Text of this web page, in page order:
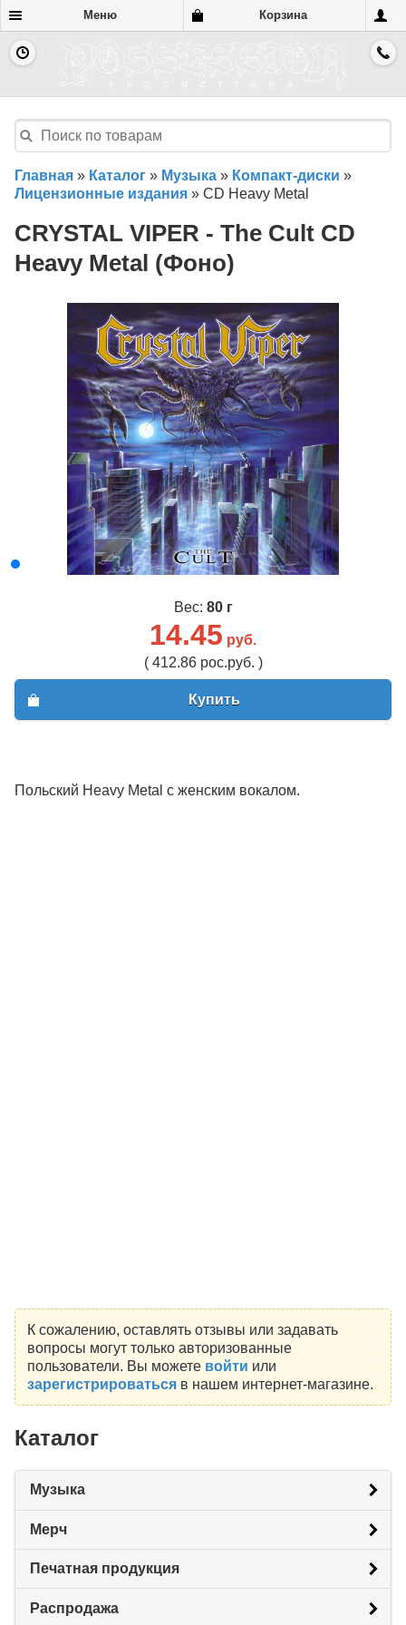
Меню Корзина
Главная » Каталог » Музыка » Компакт-диски »
Лицензионные издания » CD Heavy Metal
CRYSTAL VIPER - The Cult CD
Heavy Metal (Фоно)
Вес: 80 г
14.45 руб.
( 412.86 рос.руб. )
Купить
Польский Heavy Metal с женским вокалом.
К сожалению, оставлять отзывы или задавать
вопросы могут только авторизованные
пользователи. Вы можете войти или
зарегистрироватьсяв нашем интернет-магазине.
Каталог
Музыка
Мерч
Печатная продукция
Распродажа